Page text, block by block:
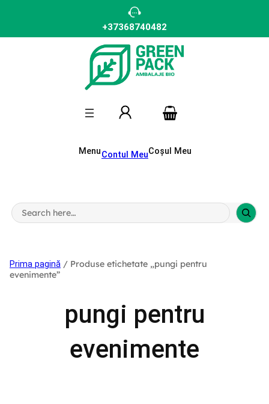
+37368740482
MenuContul MeuCoșul Meu
S
e
h
Prima pagină / Produse etichetate „pungi pentru
evenimente”
pungi pentru
evenimente